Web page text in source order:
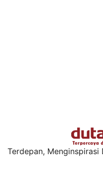
Terdepan, Menginspirasi